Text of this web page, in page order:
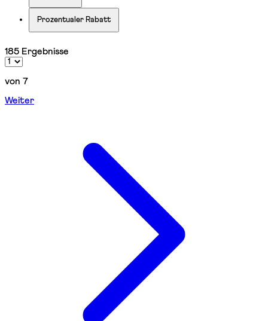
Prozentualer Rabatt
185 Ergebnisse
von 7
Weiter